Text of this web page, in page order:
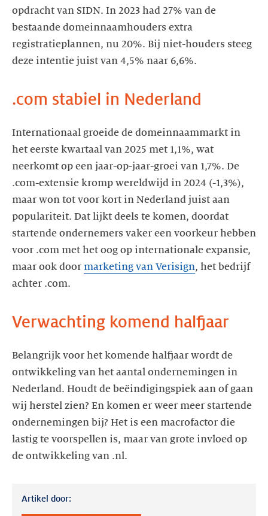
opdracht van SIDN. In 2023 had 27% van de
bestaande domeinnaamhouders extra
registratieplannen, nu 20%. Bij niet-houders steeg
deze intentie juist van 4,5% naar 6,6%.
.com stabiel in Nederland
Internationaal groeide de domeinnaammarkt in
het eerste kwartaal van 2025 met 1,1%, wat
neerkomt op een jaar-op-jaar-groei van 1,7%. De
.com-extensie kromp wereldwijd in 2024 (-1,3%),
maar won tot voor kort in Nederland juist aan
populariteit. Dat lijkt deels te komen, doordat
startende ondernemers vaker een voorkeur hebben
voor .com met het oog op internationale expansie,
maar ook door marketing van Verisign, het bedrijf
achter .com.
Verwachting komend halfjaar
Belangrijk voor het komende halfjaar wordt de
ontwikkeling van het aantal ondernemingen in
Nederland. Houdt de beëindigingspiek aan of gaan
wij herstel zien? En komen er weer meer startende
ondernemingen bij? Het is een macrofactor die
lastig te voorspellen is, maar van grote invloed op
de ontwikkeling van .nl.
Artikel door: